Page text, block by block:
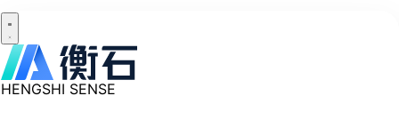
HENGSHI SENSE